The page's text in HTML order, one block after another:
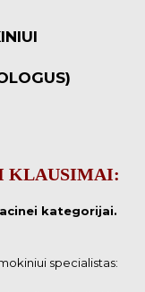
KLAUSIMAI:
kategorijai.
specialistas: